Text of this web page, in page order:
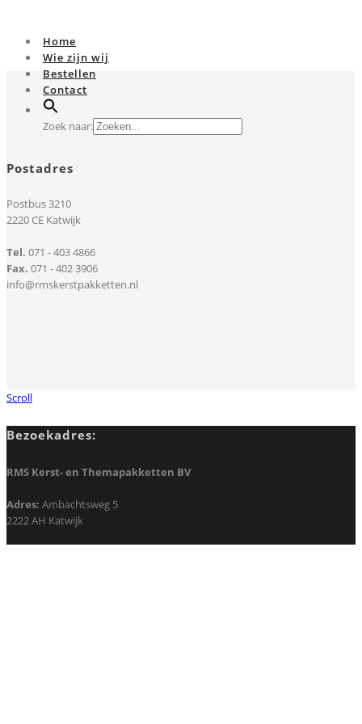
Home
Wie zijn wij
Bestellen
Contact
Zoek naar:
Postadres
Postbus 3210
2220 CE Katwijk
Tel. 071 - 403 4866
Fax. 071 - 402 3906
info@rmskerstpakketten.nl
Scroll
Bezoekadres:
RMS Kerst- en Themapakketten BV
Adres: Ambachtsweg 5
2222 AH Katwijk